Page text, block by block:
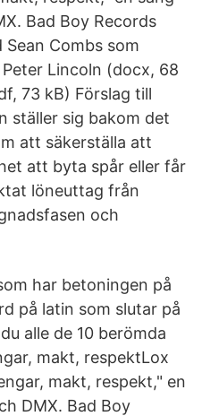
Bad Boy Records
Combs som
Lincoln (docx, 68
73 kB) Förslag till
ställer sig bakom det
att säkerställa att
att byta spår eller får
löneuttag från
och
har betoningen på
på latin som slutar på
alle de 10 berömda
makt, respektLox
makt, respekt," en
DMX. Bad Boy